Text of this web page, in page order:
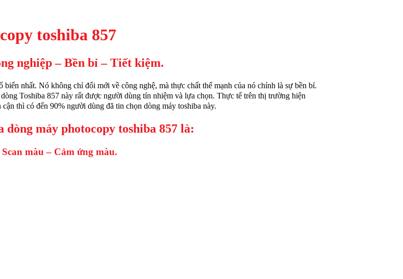
toshiba 857
nghiệp – Bền bỉ – Tiết kiệm.
nhất. Nó không chỉ đổi mới về công nghệ, mà thực chất thế mạnh của nó chính là sự bền bỉ.
Toshiba 857 này rất được người dùng tín nhiệm và lựa chọn. Thực tế trên thị trường hiện
thì có đến 90% người dùng đã tin chọn dòng máy toshiba này.
dòng máy photocopy toshiba 857 là:
màu – Cảm ứng màu.